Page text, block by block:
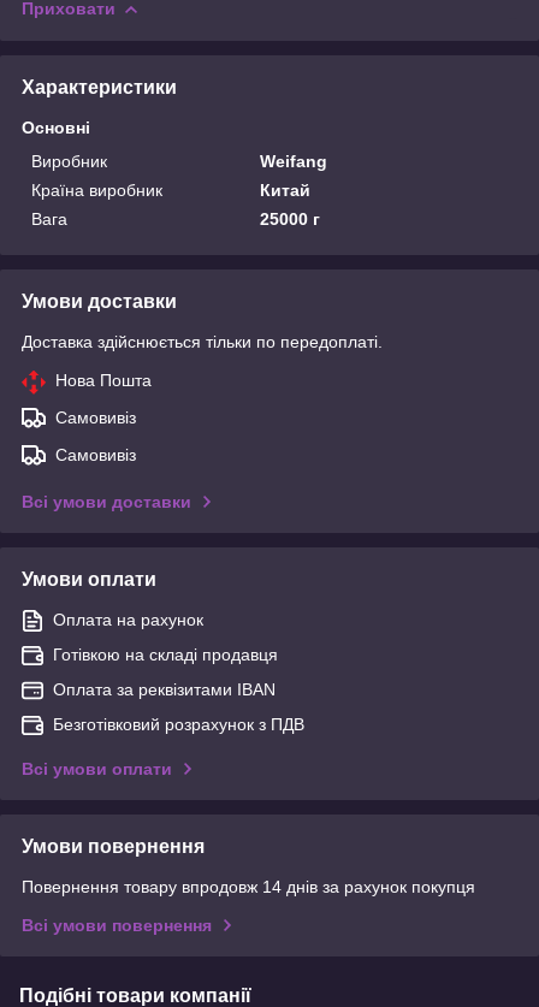
Приховати
Характеристики
Основні
Виробник
Weifang
Країна виробник
Китай
Вага
25000 г
Умови доставки
Доставка здійснюється тільки по передоплаті.
Нова Пошта
Самовивіз
Самовивіз
Всі умови доставки
Умови оплати
Оплата на рахунок
Готівкою на складі продавця
Оплата за реквізитами IBAN
Безготівковий розрахунок з ПДВ
Всі умови оплати
Умови повернення
Повернення товару впродовж 14 днів за рахунок покупця
Всі умови повернення
Подібні товари компанії